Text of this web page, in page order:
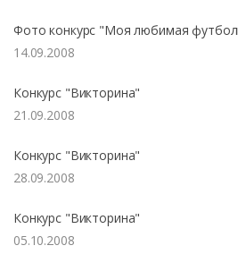
Фото конкурс "Моя любимая
14.09.2008
Конкурс "Викторина"
21.09.2008
Конкурс "Викторина"
28.09.2008
Конкурс "Викторина"
05.10.2008